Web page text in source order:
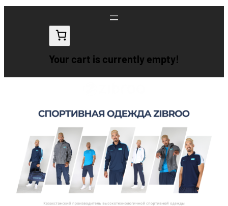
содержимому
Your cart is currently empty!